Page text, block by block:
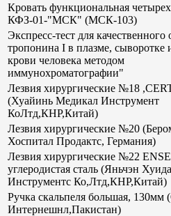
Кровать функциональная
КФЗ-01-"МСК" (МСК-103)
Экспресс-тест для качественного
тропонина I в плазме, сыворотке
крови человека методом
иммунохроматографии"
Лезвия хирургические №18
(Хуайинь Медикал Инструмент
КоЛтд,КНР,Китай)
Лезвия хирургические №20
Хоспитал Продактс, Германия)
Лезвия хирургические №22
углеродистая сталь (Яньчэн
Инструментс Ко,Лтд,КНР,Китай)
Ручка скальпеля большая, 130мм
Интернешнл,Пакистан)